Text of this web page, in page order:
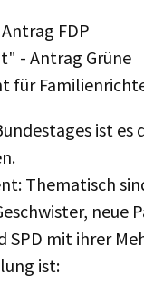
FDP
- Antrag Grüne
ist
Thematisch
neue
mit ihrer
ist: